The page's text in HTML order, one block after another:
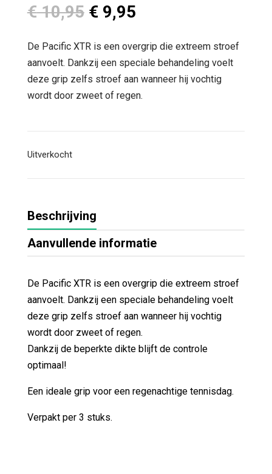
€10,95 Oorspronkelijke
prijs
was:
€ 10,95.
€9,95Huidige
is:
€ 9,95.
De Pacific XTR is een overgrip die extreem stroef
aanvoelt. Dankzij een speciale behandeling voelt
deze grip zelfs stroef aan wanneer hij vochtig
wordt door zweet of regen.
Uitverkocht
Beschrijving
Aanvullende informatie
De Pacific XTR is een overgrip die extreem stroef
aanvoelt. Dankzij een speciale behandeling voelt
deze grip zelfs stroef aan wanneer hij vochtig
wordt door zweet of regen.
Dankzij de beperkte dikte blijft de controle
optimaal!
Een ideale grip voor een regenachtige tennisdag.
Verpakt per 3 stuks.